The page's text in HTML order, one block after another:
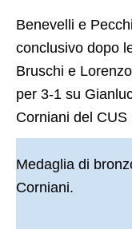
Benevelli e
conclusivo dopo
Bruschi e
per 3-1 su
Corniani del CUS
Medaglia di
Corniani.